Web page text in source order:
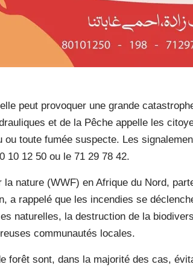
peut provoquer une grande
et de la Pêche appelle les
ou toute fumée suspecte. Les
10 12 50 ou le 71 29 78 42.
la nature (WWF) en Afrique du Nord,
a rappelé que les incendies se
naturelles, la destruction de la
communautés locales.
forêt sont, dans la majorité des cas,